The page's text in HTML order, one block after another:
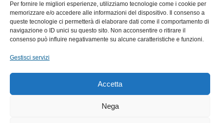
Per fornire le migliori esperienze, utilizziamo tecnologie come i cookie per
memorizzare e/o accedere alle informazioni del dispositivo. Il consenso a
queste tecnologie ci permetterà di elaborare dati come il comportamento di
navigazione o ID unici su questo sito. Non acconsentire o ritirare il
consenso può influire negativamente su alcune caratteristiche e funzioni.
Gestisci servizi
Accetta
Nega
MULINELLI
CANNE
ACCESSORI NAUTICI